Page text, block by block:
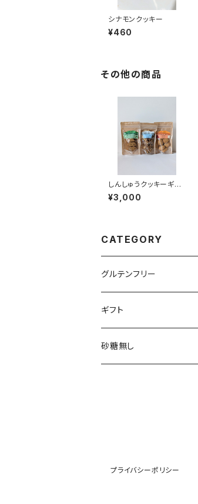
シナモンクッキー
¥460
その他の商品
しんしゅうクッキーギフ
ト
¥3,000
CATEGORY
グルテンフリー
ギフト
砂糖無し
プライバシーポリシー